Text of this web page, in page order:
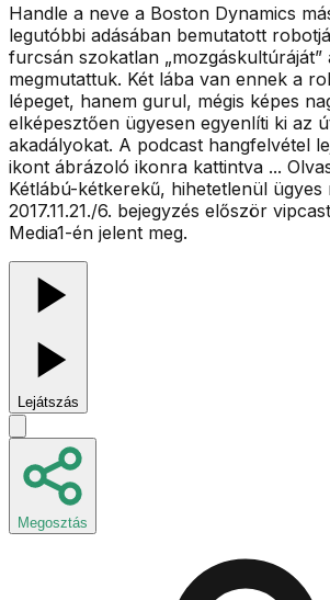
Handle a neve a Boston Dynamics
legutóbbi adásában bemutatott
furcsán szokatlan „mozgáskultúráját”
megmutattuk. Két lába van ennek a
lépeget, hanem gurul, mégis képes
elképesztően ügyesen egyenlíti ki az
akadályokat. A podcast hangfelvétel
ikont ábrázoló ikonra kattintva ...
Kétlábú-kétkerekű, hihetetlenül
2017.11.21./6. bejegyzés először
Media1-én jelent meg.
Lejátszás
Megosztás